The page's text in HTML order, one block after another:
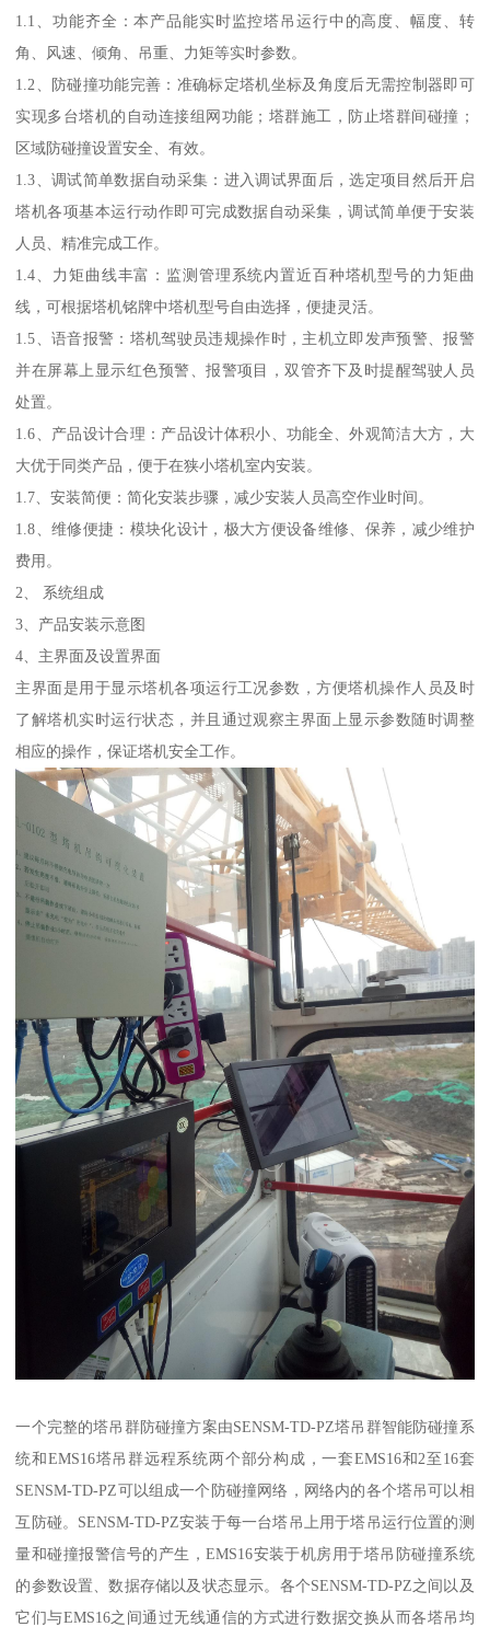
1.1、功能齐全：本产品能实时监控塔吊运行中的高度、幅度、转
角、风速、倾角、吊重、力矩等实时参数。
1.2、防碰撞功能完善：准确标定塔机坐标及角度后无需控制器即可
实现多台塔机的自动连接组网功能；塔群施工，防止塔群间碰撞；
区域防碰撞设置安全、有效。
1.3、调试简单数据自动采集：进入调试界面后，选定项目然后开启
塔机各项基本运行动作即可完成数据自动采集，调试简单便于安装
人员、精准完成工作。
1.4、力矩曲线丰富：监测管理系统内置近百种塔机型号的力矩曲
线，可根据塔机铭牌中塔机型号自由选择，便捷灵活。
1.5、语音报警：塔机驾驶员违规操作时，主机立即发声预警、报警
并在屏幕上显示红色预警、报警项目，双管齐下及时提醒驾驶人员
处置。
1.6、产品设计合理：产品设计体积小、功能全、外观简洁大方，大
大优于同类产品，便于在狭小塔机室内安装。
1.7、安装简便：简化安装步骤，减少安装人员高空作业时间。
1.8、维修便捷：模块化设计，极大方便设备维修、保养，减少维护
费用。
2、 系统组成
3、产品安装示意图
4、主界面及设置界面
主界面是用于显示塔机各项运行工况参数，方便塔机操作人员及时
了解塔机实时运行状态，并且通过观察主界面上显示参数随时调整
相应的操作，保证塔机安全工作。
一个完整的塔吊群防碰撞方案由SENSM-TD-PZ塔吊群智能防碰撞系
统和EMS16塔吊群远程系统两个部分构成，一套EMS16和2至16套
SENSM-TD-PZ可以组成一个防碰撞网络，网络内的各个塔吊可以相
互防碰。SENSM-TD-PZ安装于每一台塔吊上用于塔吊运行位置的测
量和碰撞报警信号的产生，EMS16安装于机房用于塔吊防碰撞系统
的参数设置、数据存储以及状态显示。各个SENSM-TD-PZ之间以及
它们与EMS16之间通过无线通信的方式进行数据交换从而各塔吊均